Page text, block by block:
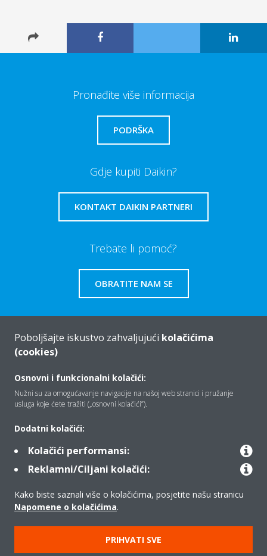
Pronađite više informacija
PODRŠKA
Gdje kupiti Daikin?
KONTAKT DAIKIN PARTNERI
Trebate li pomoć?
OBRATITE NAM SE
Tko smo mi
Rješenja
Kontakt
Proizvodi
Copyright © Daikin
Poboljšajte iskustvo zahvaljujući kolačićima
(cookies)
Osnovni i funkcionalni kolačići:
Nužni su za omogućavanje navigacije na našoj web stranici i pružanje
usluga koje ćete tražiti („osnovni kolačići”).
Dodatni kolačići:
Kolačići performansi:
Reklamni/Ciljani kolačići:
Kako biste saznali više o kolačićima, posjetite našu stranicu
Napomene o kolačićima.
PRIHVATI SVE